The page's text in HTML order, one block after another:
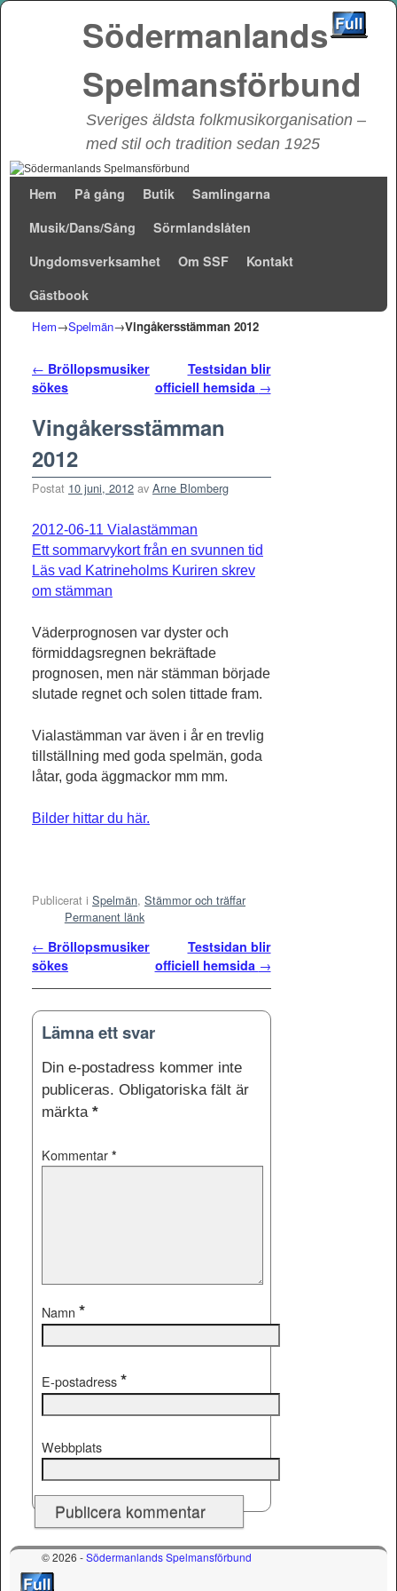
Södermanlands
Spelmansförbund
Sveriges äldsta folkmusikorganisation –
med stil och tradition sedan 1925
Hem På gång Butik
Samlingarna
Musik/Dans/Sång
Sörmlandslåten
Ungdomsverksamhet
Om SSF
Kontakt
Gästbook
Hem→Spelmän→Vingåkersstämman 2012
Inläggsnavigering
← Bröllopsmusiker
sökes
Testsidan blir
officiell hemsida →
Vingåkersstämman
2012
Postat 10 juni, 2012 av Arne Blomberg
2012-06-11 Vialastämman
Ett sommarvykort från en svunnen tid
Läs vad Katrineholms Kuriren skrev
om stämman
Väderprognosen var dyster och
förmiddagsregnen bekräftade
prognosen, men när stämman började
slutade regnet och solen tittade fram.
Vialastämman var även i år en trevlig
tillställning med goda spelmän, goda
låtar, goda äggmackor mm mm.
Bilder hittar du här.
Publicerat i Spelmän, Stämmor och träffar
Permanent länk
Inläggsnavigering
← Bröllopsmusiker
sökes
Testsidan blir
officiell hemsida →
Lämna ett svar
Din e-postadress kommer inte
publiceras. Obligatoriska fält är
märkta *
Kommentar *
Namn *
E-postadress *
Webbplats
© 2026 -Södermanlands Spelmansförbund